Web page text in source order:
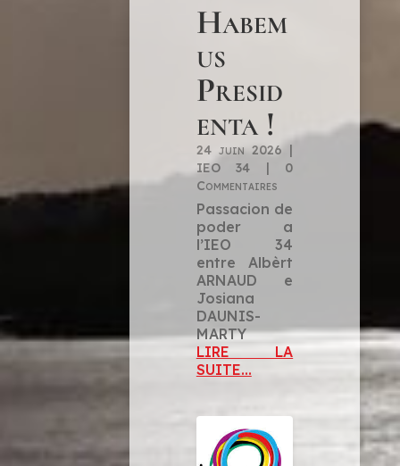
Habem
us
Presid
enta !
24 juin 2026 |
IEO 34 | 0
Commentaires
Passacion de
poder a
l’IEO 34
entre Albèrt
ARNAUD e
Josiana
DAUNIS-
MARTY
LIRE LA
SUITE...